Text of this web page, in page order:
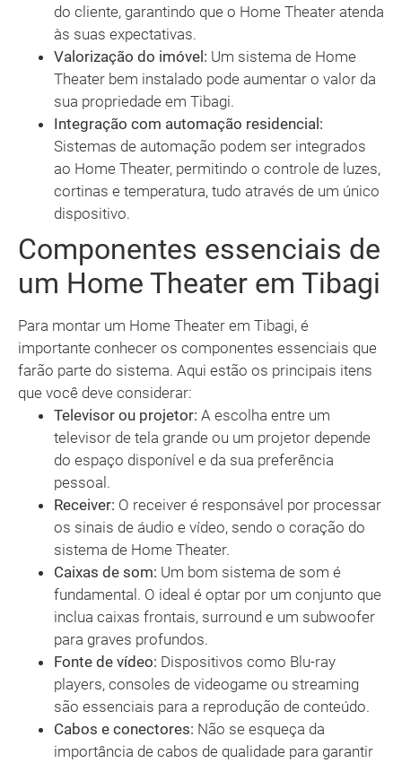
do cliente, garantindo que o Home Theater atenda
às suas expectativas.
Valorização do imóvel: Um sistema de Home
Theater bem instalado pode aumentar o valor da
sua propriedade em Tibagi.
Integração com automação residencial:
Sistemas de automação podem ser integrados
ao Home Theater, permitindo o controle de luzes,
cortinas e temperatura, tudo através de um único
dispositivo.
Componentes essenciais de
um Home Theater em Tibagi
Para montar um Home Theater em Tibagi, é
importante conhecer os componentes essenciais que
farão parte do sistema. Aqui estão os principais itens
que você deve considerar:
Televisor ou projetor: A escolha entre um
televisor de tela grande ou um projetor depende
do espaço disponível e da sua preferência
pessoal.
Receiver: O receiver é responsável por processar
os sinais de áudio e vídeo, sendo o coração do
sistema de Home Theater.
Caixas de som: Um bom sistema de som é
fundamental. O ideal é optar por um conjunto que
inclua caixas frontais, surround e um subwoofer
para graves profundos.
Fonte de vídeo: Dispositivos como Blu-ray
players, consoles de videogame ou streaming
são essenciais para a reprodução de conteúdo.
Cabos e conectores: Não se esqueça da
importância de cabos de qualidade para garantir